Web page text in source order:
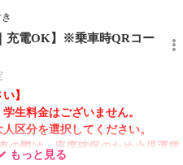
ざいます。あらかじめご了承く
充電OK】※乗車時QRコー
】
生料金はございません。
区分を選択してください。
の際は、座席確保のため小児運賃
もっと見る